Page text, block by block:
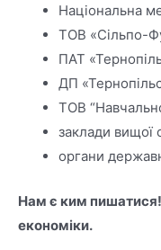
Національна
ТОВ «Сільпо-
ПАТ
ДП
ТОВ
заклади вищої
органи
Нам є ким пишатися!
економіки.